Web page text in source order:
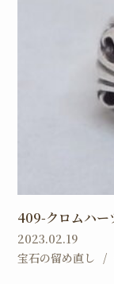
2023.02.19
宝石の留め直し